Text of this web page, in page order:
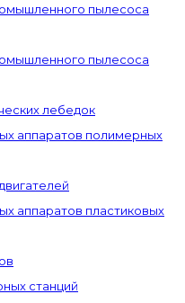
пылесоса
пылесоса
лебедок
аппаратов полимерных
аппаратов пластиковых
станций